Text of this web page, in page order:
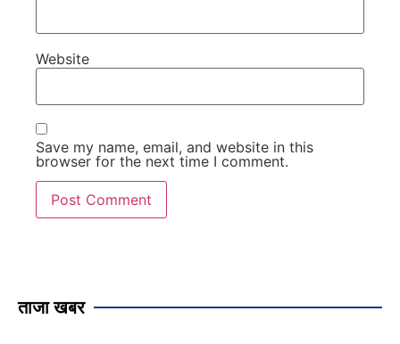
Website
Save my name, email, and website in this
browser for the next time I comment.
ताजा खबर